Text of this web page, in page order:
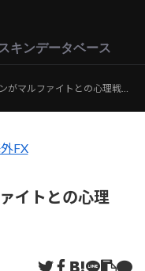
スキンデータベース
マルファイトとの心理戦に勝った
FX
イトとの心理